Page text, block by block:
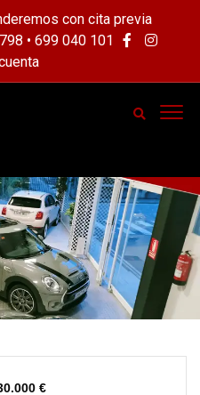
con cita previa
• 699 040 101